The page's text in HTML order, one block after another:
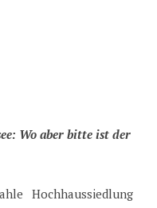
Wo aber bitte ist der
Hochhaussiedlung